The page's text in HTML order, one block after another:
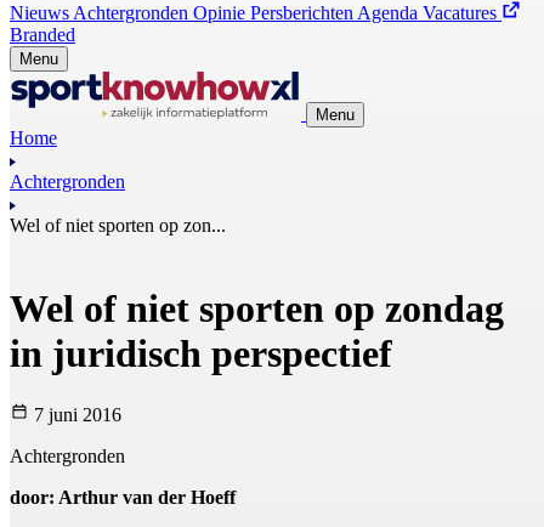
Nieuws Achtergronden Opinie Persberichten Agenda Vacatures
Branded
Menu
Menu
Home
Achtergronden
Wel of niet sporten op zon...
Wel of niet sporten op zondag
in juridisch perspectief
7 juni 2016
Achtergronden
door: Arthur van der Hoeff